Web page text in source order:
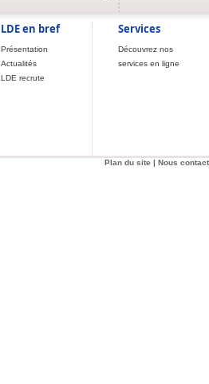
LDE en bref
Présentation
Actualités
LDE recrute
Services
Découvrez nos
services en ligne
Plan du site | Nous